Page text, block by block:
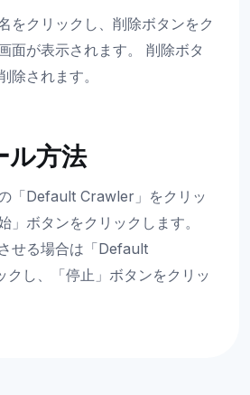
をクリックし、削除ボタンをク
面が表示されます。 削除ボタ
除されます。
ル方法
「Default Crawler」をクリッ
」ボタンをクリックします。
せる場合は「Default
し、「停止」ボタンをクリッ